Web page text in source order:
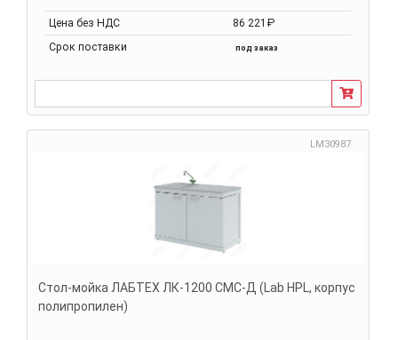
Цена без НДС
86 221₽
Срок поставки
под заказ
LM30987
Стол-мойка ЛАБТЕХ ЛК-1200 СМС-Д (Lab HPL, корпус
полипропилен)